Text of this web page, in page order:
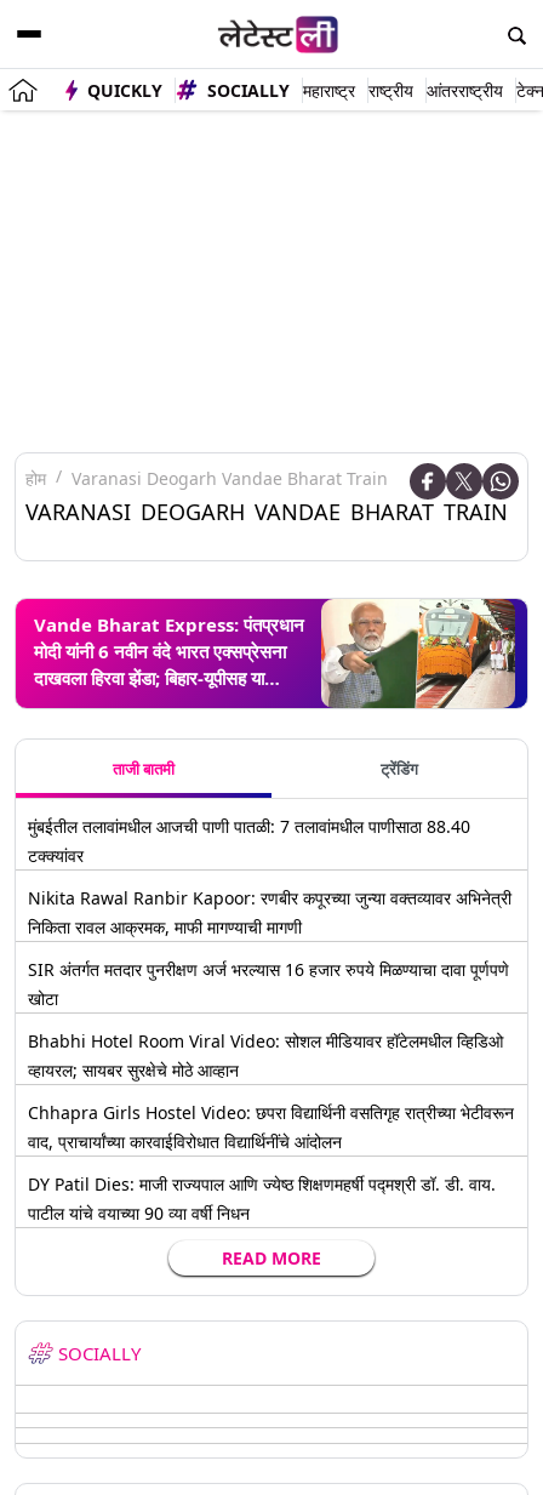
QUICKLY SOCIALLY महाराष्ट्र राष्ट्रीय आंतरराष्ट्रीय
होम Varanasi Deogarh Vandae Bharat Train
VARANASI DEOGARH VANDAE BHARAT TRAIN
Vande Bharat Express: ​​पंतप्रधान
मोदी यांनी 6 नवीन वंदे भारत एक्सप्रेसना
दाखवला हिरवा झेंडा; बिहार-यूपीसह या
राज्यांतील प्रवाशांना होणार फायदा
ताजी बातमी ट्रेंडिंग
मुंबईतील तलावांमधील आजची पाणी पातळी: 7 तलावांमधील पाणीसाठा 88.40
टक्क्यांवर
Nikita Rawal Ranbir Kapoor: रणबीर कपूरच्या जुन्या वक्तव्यावर अभिनेत्री
निकिता रावल आक्रमक, माफी मागण्याची मागणी
SIR अंतर्गत मतदार पुनरीक्षण अर्ज भरल्यास 16 हजार रुपये मिळण्याचा दावा पूर्णपणे
खोटा
Bhabhi Hotel Room Viral Video: सोशल मीडियावर हॉटेलमधील व्हिडिओ
व्हायरल; सायबर सुरक्षेचे मोठे आव्हान
Chhapra Girls Hostel Video: छपरा विद्यार्थिनी वसतिगृह रात्रीच्या भेटीवरून
वाद, प्राचार्यांच्या कारवाईविरोधात विद्यार्थिनींचे आंदोलन
DY Patil Dies: माजी राज्यपाल आणि ज्येष्ठ शिक्षणमहर्षी पद्मश्री डॉ. डी. वाय.
पाटील यांचे वयाच्या 90 व्या वर्षी निधन
READ MORE
SOCIALLY